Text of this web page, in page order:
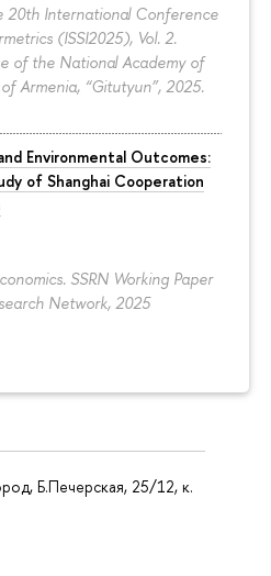
20th International Conference
(ISSI2025), Vol. 2.
of the National Academy of
Armenia, “Gitutyun”, 2025.
Environmental Outcomes:
of Shanghai Cooperation
SSRN Working Paper
Network, 2025
Б.Печерская, 25/12, к.